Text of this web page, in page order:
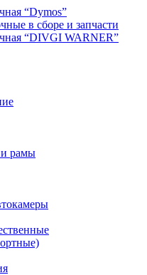
“Dymos”
в сборе и запчасти
“DIVGI WARNER”
и рамы